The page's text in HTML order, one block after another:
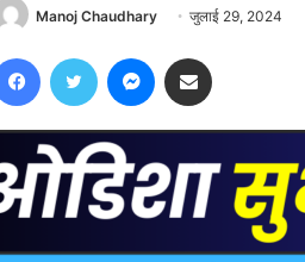
Manoj Chaudhary जुलाई 29, 2024
FacebookTwitter Messenger